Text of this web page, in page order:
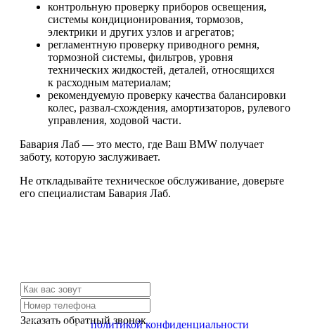
контрольную проверку приборов освещения,
системы кондиционирования, тормозов,
электрики и других узлов и агрегатов;
регламентную проверку приводного ремня,
тормозной системы, фильтров, уровня
технических жидкостей, деталей, относящихся
к расходным материалам;
рекомендуемую проверку качества балансировки
колес, развал-схождения, амортизаторов, рулевого
управления, ходовой части.
Бавария Лаб — это место, где Ваш BMW получает
заботу, которую заслуживает.
Не откладывайте техническое обслуживание, доверьте
его специалистам Бавария Лаб.
Заказать обратный звонок
Я согласен сполитикой конфиденциальности